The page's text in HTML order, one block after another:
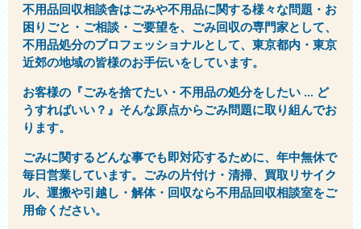
不用品回収相談舎はごみや不用品に関する様々な問題・お
困りごと・ご相談・ご要望を、ごみ回収の専門家として、
不用品処分のプロフェッショナルとして、東京都内・東京
近郊の地域の皆様のお手伝いをしています。
お客様の『ごみを捨てたい・不用品の処分をしたい … ど
うすればいい？』そんな原点からごみ問題に取り組んでお
ります。
ごみに関するどんな事でも即対応するために、年中無休で
毎日営業しています。ごみの片付け・清掃、買取リサイク
ル、運搬や引越し・解体・回収なら不用品回収相談室をご
用命ください。